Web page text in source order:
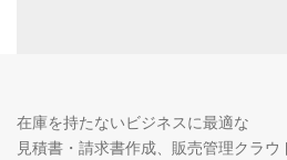
在庫を持たないビジネスに最適な
見積書・請求書作成、販売管理クラウ